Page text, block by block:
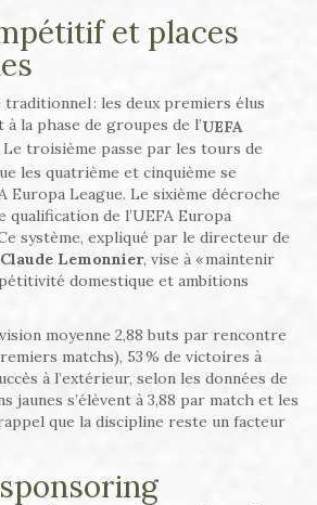
et places
: les deux premiers élus
la phase de groupes de l’UEFA
Le troisième passe par les tours de
les quatrième et cinquième se
Europa League. Le sixième décroche
qualification de l’UEFA Europa
système, expliqué par le directeur de
Lemonnier, vise à « maintenir
domestique et ambitions
moyenne 2,88 buts par rencontre
matchs), 53 % de victoires à
à l’extérieur, selon les données de
jaunes s’élèvent à 3,88 par match et les
que la discipline reste un facteur